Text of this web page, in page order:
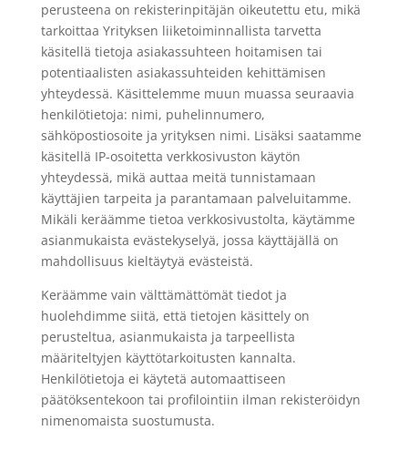
perusteena on rekisterinpitäjän oikeutettu etu, mikä
tarkoittaa Yrityksen liiketoiminnallista tarvetta
käsitellä tietoja asiakassuhteen hoitamisen tai
potentiaalisten asiakassuhteiden kehittämisen
yhteydessä. Käsittelemme muun muassa seuraavia
henkilötietoja: nimi, puhelinnumero,
sähköpostiosoite ja yrityksen nimi. Lisäksi saatamme
käsitellä IP-osoitetta verkkosivuston käytön
yhteydessä, mikä auttaa meitä tunnistamaan
käyttäjien tarpeita ja parantamaan palveluitamme.
Mikäli keräämme tietoa verkkosivustolta, käytämme
asianmukaista evästekyselyä, jossa käyttäjällä on
mahdollisuus kieltäytyä evästeistä.
Keräämme vain välttämättömät tiedot ja
huolehdimme siitä, että tietojen käsittely on
perusteltua, asianmukaista ja tarpeellista
määriteltyjen käyttötarkoitusten kannalta.
Henkilötietoja ei käytetä automaattiseen
päätöksentekoon tai profilointiin ilman rekisteröidyn
nimenomaista suostumusta.